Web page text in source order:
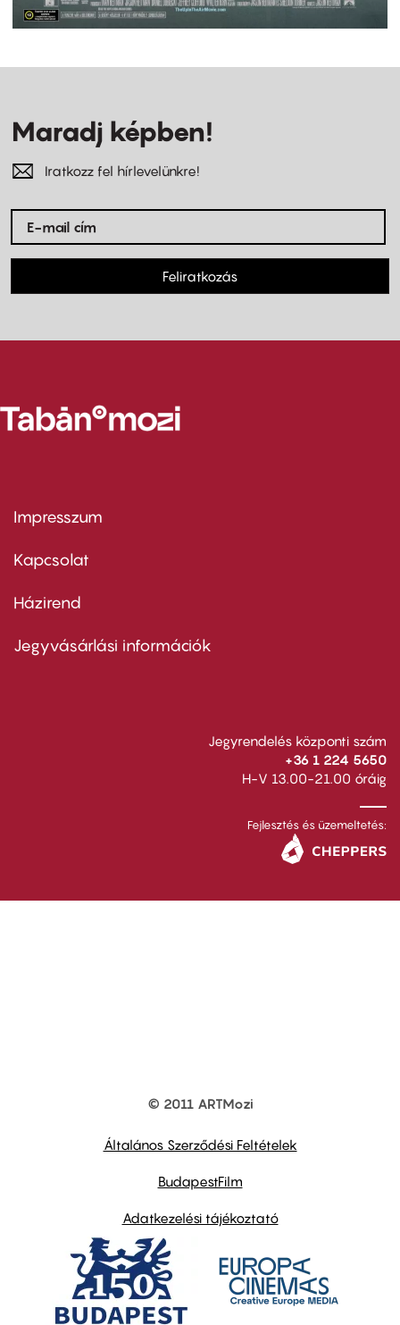
Maradj képben!
Iratkozz fel hírlevelünkre!
Feliratkozás
Footer
first
Impresszum
Kapcsolat
Footer
second
Házirend
Jegyvásárlási információk
Jegyrendelés központi szám
+36 1 224 5650
H-V 13.00-21.00 óráig
Fejlesztés és üzemeltetés:
© 2011 ARTMozi
Általános Szerződési Feltételek
BudapestFilm
Adatkezelési tájékoztató